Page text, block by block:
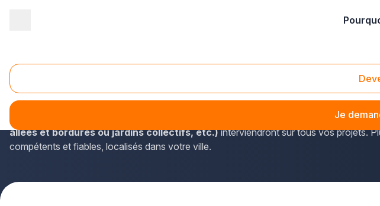
Je
Paysagiste Ris-Orangis (91130)
Les coordonnées des paysagistes de l'Île-de-France et de Ris-Orangis (labellisée
Le répertoire recense les paysagistes installés à côté de chez vous. Ces spécialistes
allées et bordures ou jardins collectifs, etc.)interviendront sur tous vos projets.
compétents et fiables, localisés dans votre ville.